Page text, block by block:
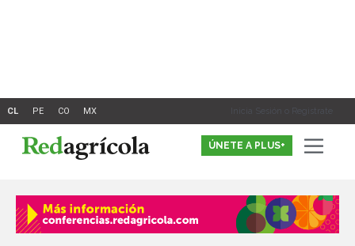
Inicia Sesión o Registrate
ÚNETE A PLUS+